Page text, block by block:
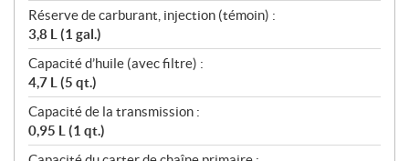
Réserve de carburant, injection (témoin) :
3,8 L (1 gal.)
Capacité d’huile (avec filtre) :
4,7 L (5 qt.)
Capacité de la transmission :
0,95 L (1 qt.)